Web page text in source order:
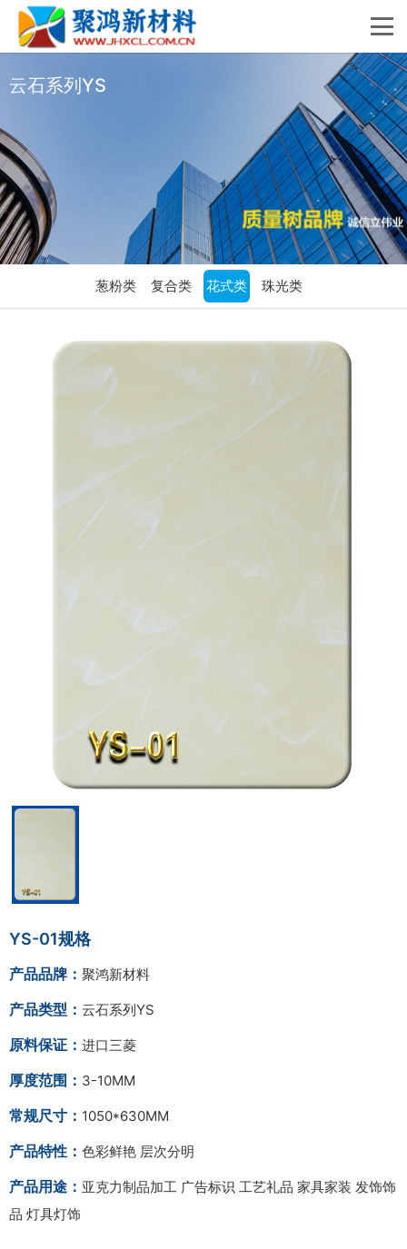
云石系列YS
葱粉类 复合类 花式类 珠光类
YS-01规格
产品品牌： 聚鸿新材料
产品类型： 云石系列YS
原料保证： 进口三菱
厚度范围： 3-10MM
常规尺寸： 1050*630MM
产品特性： 色彩鲜艳 层次分明
产品用途： 亚克力制品加工 广告标识 工艺礼品 家具家装 发饰饰
品 灯具灯饰